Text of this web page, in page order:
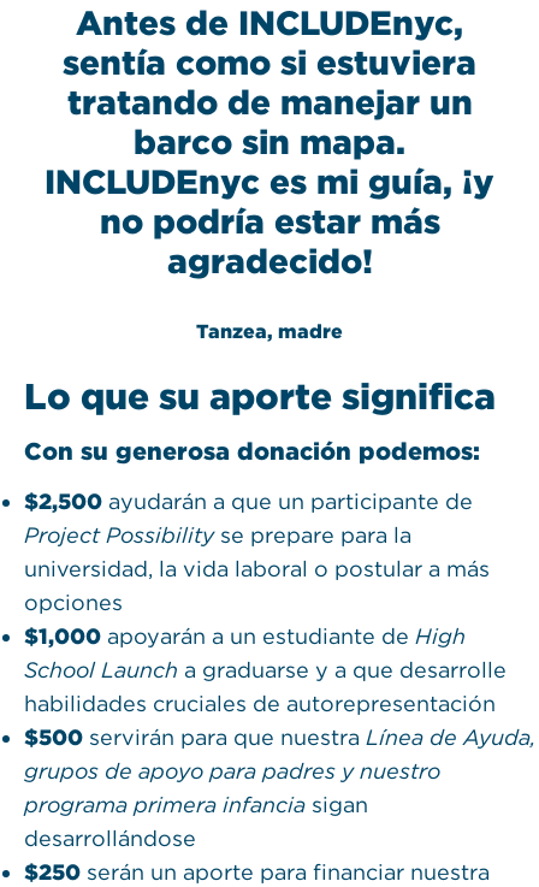
Antes de INCLUDEnyc,
sentía como si estuviera
tratando de manejar un
barco sin mapa.
INCLUDEnyc es mi guía, ¡y
no podría estar más
agradecido!
Tanzea, madre
Lo que su aporte significa
Con su generosa donación podemos:
$2,500 ayudarán a que un participante de
Project Possibilityse prepare para la
universidad, la vida laboral o postular a más
opciones
$1,000 apoyarán a un estudiante de High
School Launch a graduarse y a que desarrolle
habilidades cruciales de autorepresentación
$500 servirán para que nuestra Línea de Ayuda,
grupos de apoyo para padres y nuestro
programa primera infancia sigan
desarrollándose
$250 serán un aporte para financiar nuestra